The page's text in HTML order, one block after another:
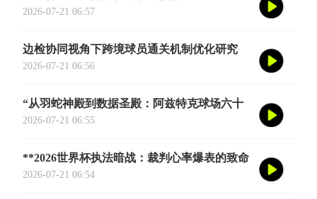
界杯多维度预测模型
2026-07-21 06:57
边检协同视角下跨境球员通关机制优化研究
——以2026年联合世界杯为场景
2026-07-21 06:56
“从羽蛇神殿到数据圣殿：阿兹特克球场六十
年世界杯的文明跃迁”
2026-07-21 06:55
**2026世界杯执法暗战：裁判心率爆表的致命
90分钟**
2026-07-21 06:54